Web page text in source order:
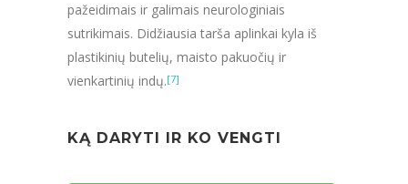
pažeidimais ir galimais neurologiniais
sutrikimais. Didžiausia tarša aplinkai kyla iš
plastikinių butelių, maisto pakuočių ir
vienkartinių indų.[7]
KĄ DARYTI IR KO VENGTI